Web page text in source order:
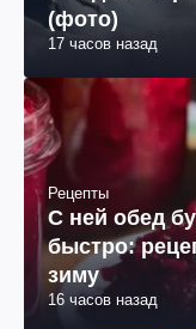
(фото)
17 часов назад
Рецепты
С ней обед
быстро:
зиму
16 часов назад